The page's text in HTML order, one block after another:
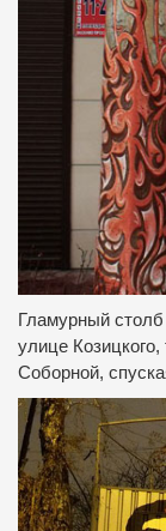
Гламурный
улице
Соборной,